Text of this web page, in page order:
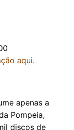
aqui.
apenas a
Pompeia,
discos de